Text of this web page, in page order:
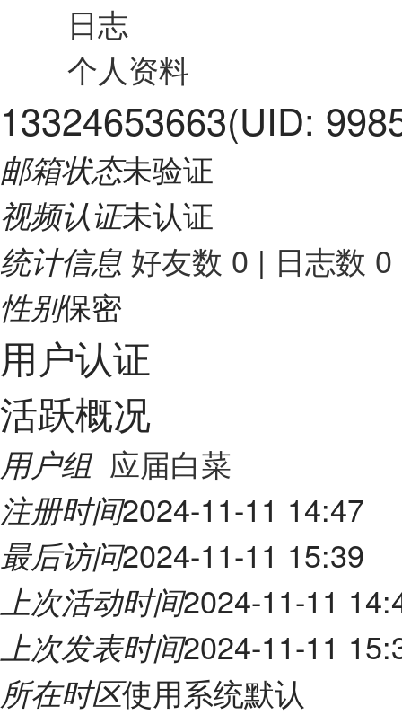
日志
个人资料
13324653663(UID:
邮箱状态未验证
视频认证未认证
统计信息 好友数 0 | 日志数 0
性别保密
用户认证
活跃概况
用户组 应届白菜
注册时间2024-11-11 14:47
最后访问2024-11-11 15:39
上次活动时间2024-11-11
上次发表时间2024-11-11
所在时区使用系统默认